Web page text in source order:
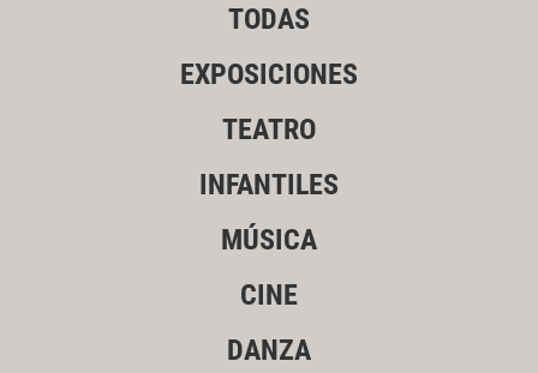
TODAS
EXPOSICIONES
TEATRO
INFANTILES
MÚSICA
CINE
DANZA